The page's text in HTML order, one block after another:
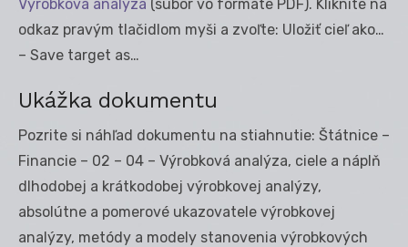
Výrobková analýza (súbor vo formáte PDF). Kliknite na
odkaz pravým tlačidlom myši a zvoľte: Uložiť cieľ ako…
– Save target as…
Ukážka dokumentu
Pozrite si náhľad dokumentu na stiahnutie: Štátnice –
Financie – 02 – 04 – Výrobková analýza, ciele a náplň
dlhodobej a krátkodobej výrobkovej analýzy,
absolútne a pomerové ukazovatele výrobkovej
analýzy, metódy a modely stanovenia výrobkových